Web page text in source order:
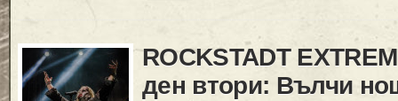
ROCKSTADT
ден втори: Вълчи